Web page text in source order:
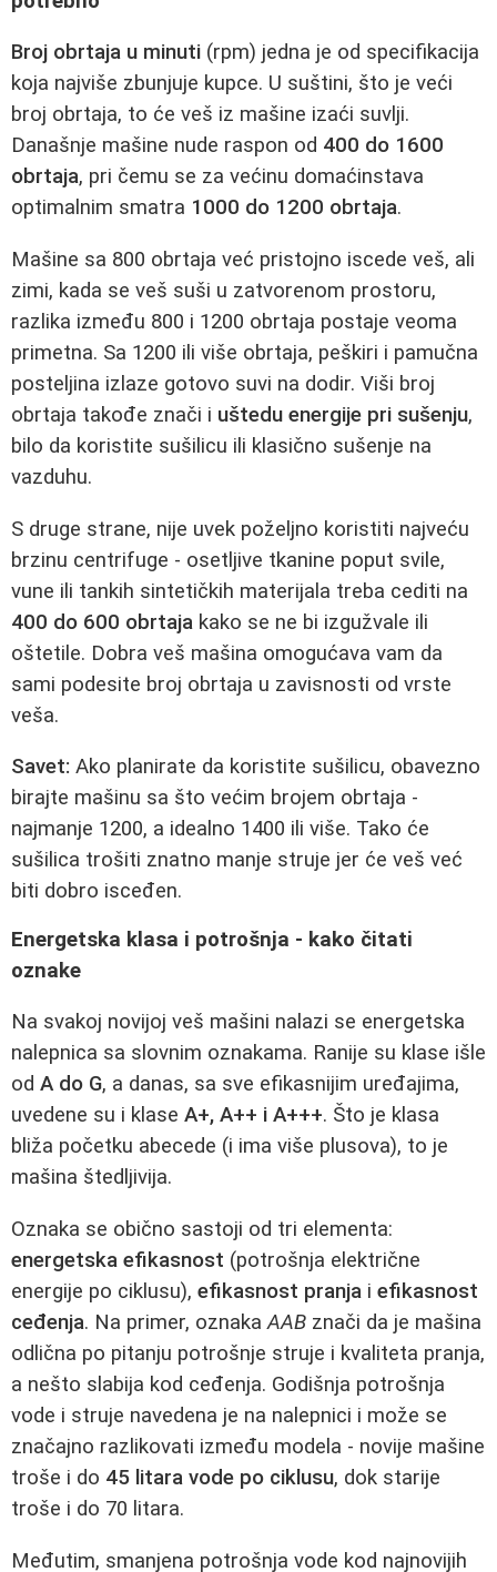
Broj obrtaja u minuti (rpm) jedna je od specifikacija
koja najviše zbunjuje kupce. U suštini, što je veći
broj obrtaja, to će veš iz mašine izaći suvlji.
Današnje mašine nude raspon od 400 do 1600
obrtaja, pri čemu se za većinu domaćinstava
optimalnim smatra 1000 do 1200 obrtaja.
Mašine sa 800 obrtaja već pristojno iscede veš, ali
zimi, kada se veš suši u zatvorenom prostoru,
razlika između 800 i 1200 obrtaja postaje veoma
primetna. Sa 1200 ili više obrtaja, peškiri i pamučna
posteljina izlaze gotovo suvi na dodir. Viši broj
obrtaja takođe znači i uštedu energije pri sušenju,
bilo da koristite sušilicu ili klasično sušenje na
vazduhu.
S druge strane, nije uvek poželjno koristiti najveću
brzinu centrifuge - osetljive tkanine poput svile,
vune ili tankih sintetičkih materijala treba cediti na
400 do 600 obrtaja kako se ne bi izgužvale ili
oštetile. Dobra veš mašina omogućava vam da
sami podesite broj obrtaja u zavisnosti od vrste
veša.
Savet: Ako planirate da koristite sušilicu, obavezno
birajte mašinu sa što većim brojem obrtaja -
najmanje 1200, a idealno 1400 ili više. Tako će
sušilica trošiti znatno manje struje jer će veš već
biti dobro isceđen.
Energetska klasa i potrošnja - kako čitati
oznake
Na svakoj novijoj veš mašini nalazi se energetska
nalepnica sa slovnim oznakama. Ranije su klase išle
od A do G, a danas, sa sve efikasnijim uređajima,
uvedene su i klase A+, A++ i A+++. Što je klasa
bliža početku abecede (i ima više plusova), to je
mašina štedljivija.
Oznaka se obično sastoji od tri elementa:
energetska efikasnost (potrošnja električne
energije po ciklusu), efikasnost pranja i efikasnost
ceđenja. Na primer, oznakaAAB znači da je mašina
odlična po pitanju potrošnje struje i kvaliteta pranja,
a nešto slabija kod ceđenja. Godišnja potrošnja
vode i struje navedena je na nalepnici i može se
značajno razlikovati između modela - novije mašine
troše i do 45 litara vode po ciklusu, dok starije
troše i do 70 litara.
Međutim, smanjena potrošnja vode kod najnovijih